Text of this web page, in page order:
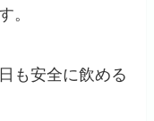
。
も安全に飲める